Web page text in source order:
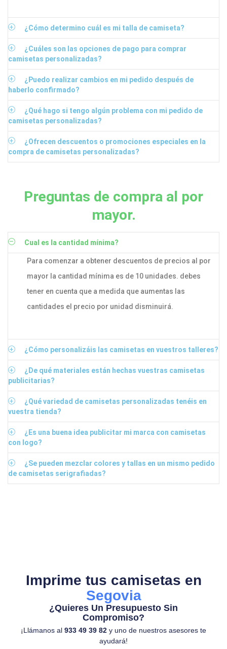
¿Cómo determino cuál es mi talla de camiseta?
¿Cuáles son las opciones de pago para comprar
camisetas personalizadas?
¿Puedo realizar cambios en mi pedido después de
haberlo confirmado?
¿Qué hago si tengo algún problema con mi pedido de
camisetas personalizadas?
¿Ofrecen descuentos o promociones especiales en la
compra de camisetas personalizadas?
Preguntas de compra al por
mayor.
Cual es la cantidad mínima?
Para comenzar a obtener descuentos de precios al por
mayor la cantidad mínima es de 10 unidades. debes
tener en cuenta que a medida que aumentas las
cantidades el precio por unidad disminuirá.
¿Cómo personalizáis las camisetas en vuestros talleres?
¿De qué materiales están hechas vuestras camisetas
publicitarias?
¿Qué variedad de camisetas personalizadas tenéis en
vuestra tienda?
¿Es una buena idea publicitar mi marca con camisetas
con logo?
¿Se pueden mezclar colores y tallas en un mismo pedido
de camisetas serigrafiadas?
Imprime tus camisetas en
Segovia
¿Quieres Un Presupuesto Sin
Compromiso?
¡Llámanos al 933 49 39 82 y uno de nuestros asesores te
ayudará!